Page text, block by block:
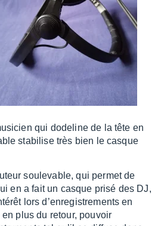
qui dode­line de la tête en
stabi­lise très bien le casque
soule­vable, qui permet de
en a fait un casque prisé des DJ,
lors d’en­re­gis­tre­ments en
plus du retour, pouvoir